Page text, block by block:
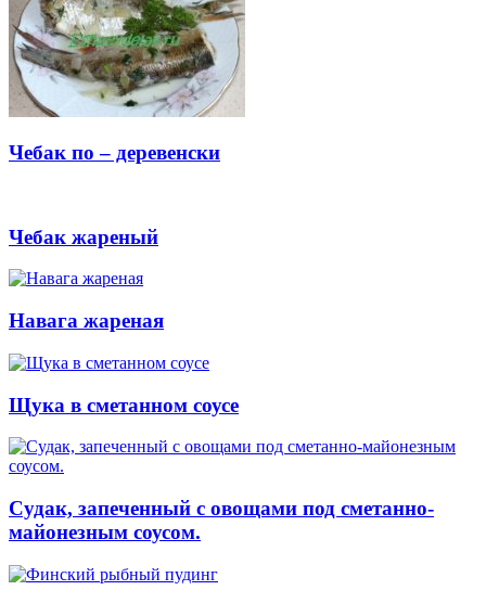
Чебак по – деревенски
Чебак жареный
Навага жареная
Щука в сметанном соусе
Судак, запеченный с овощами под сметанно-
майонезным соусом.